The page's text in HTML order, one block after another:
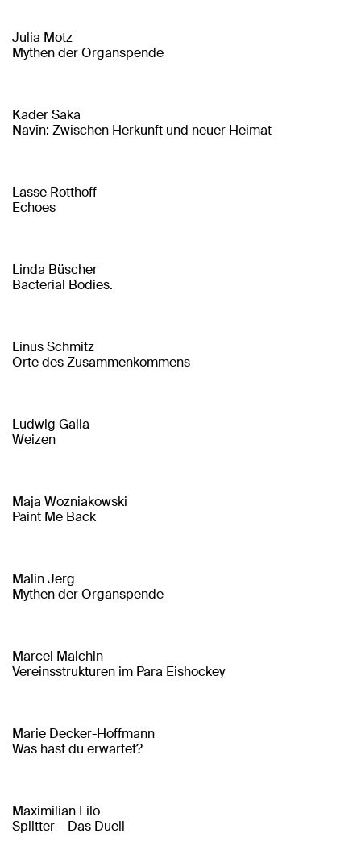
Julia Motz
Mythen der Organspende
Kader Saka
Navîn: Zwischen Herkunft und neuer Heimat
Lasse Rotthoff
Echoes
Linda Büscher
Bacterial Bodies.
Linus Schmitz
Orte des Zusammenkommens
Ludwig Galla
Weizen
Maja Wozniakowski
Paint Me Back
Malin Jerg
Mythen der Organspende
Marcel Malchin
Vereinsstrukturen im Para Eishockey
Marie Decker-Hoffmann
Was hast du erwartet?
Maximilian Filo
Splitter – Das Duell